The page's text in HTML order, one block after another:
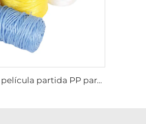
Cordel torcido de película partida PP para atar pacas